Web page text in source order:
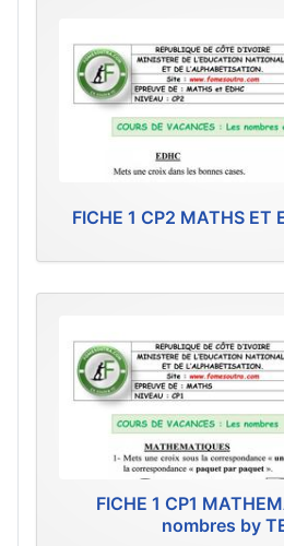
FICHE 1 CP2 MATHS ET
FICHE 1 CP1
nombres by